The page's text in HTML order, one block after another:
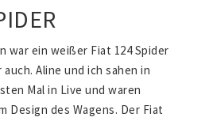
war ein weißer Fiat 124 Spider
Aline und ich sahen in
Mal in Live und waren
des Wagens. Der Fiat